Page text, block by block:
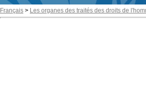
Français > Les organes des traités des droits de